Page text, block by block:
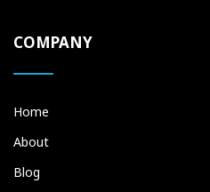
COMPANY
Home
About
Blog